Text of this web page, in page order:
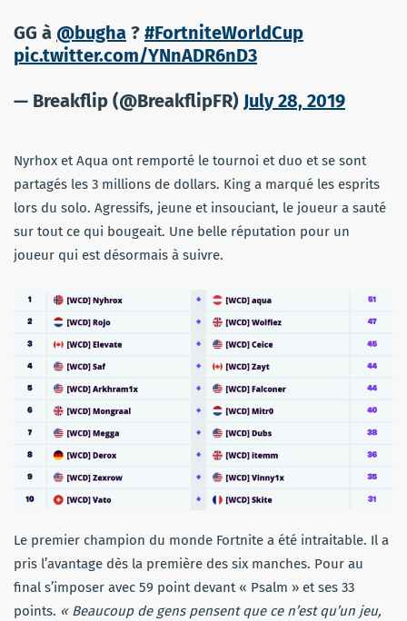
GG à @bugha ? #FortniteWorldCup
pic.twitter.com/YNnADR6nD3
— Breakflip (@BreakflipFR) July 28, 2019
Nyrhox et Aqua ont remporté le tournoi et duo et se sont
partagés les 3 millions de dollars. King a marqué les esprits
lors du solo. Agressifs, jeune et insouciant, le joueur a sauté
sur tout ce qui bougeait. Une belle réputation pour un
joueur qui est désormais à suivre.
Le premier champion du monde Fortnite a été intraitable. Il a
pris l’avantage dès la première des six manches. Pour au
final s’imposer avec 59 point devant « Psalm » et ses 33
points. « Beaucoup de gens pensent que ce n’est qu’un jeu,